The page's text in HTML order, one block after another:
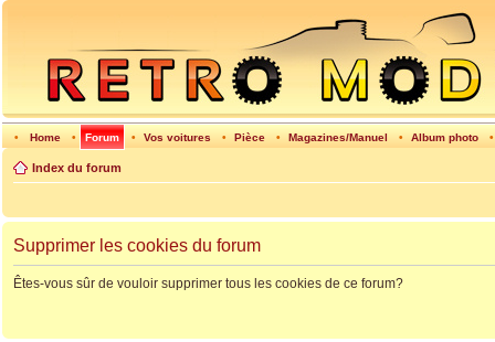
• Home • Forum • Vos voitures • Pièce • Magazines/Manuel • Album photo
Index du forum
Supprimer les cookies du forum
Êtes-vous sûr de vouloir supprimer tous les cookies de ce forum?